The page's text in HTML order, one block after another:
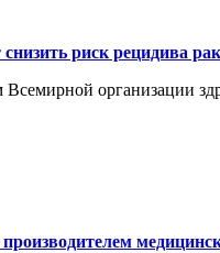
риск рецидива
организации